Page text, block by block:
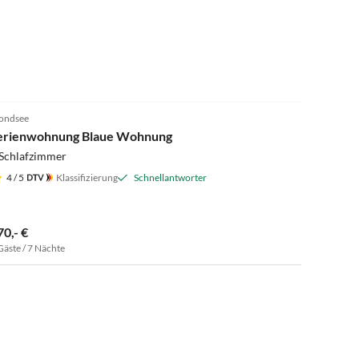
Blaue Wohnung
4/ 5 Klassifizierung Schnellantworter
€
/ 7 Nächte